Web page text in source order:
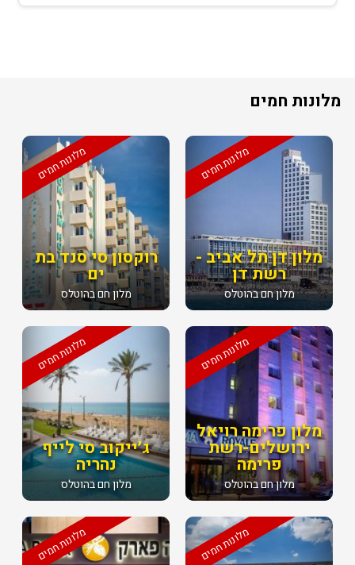
מלונות חמים
מלונות חמים
רוקסון סי סנד בת
ים
מלון חם בהוטלס
מלונות חמים
מלון דן תל אביב -
רשת דן
מלון חם בהוטלס
מלונות חמים
ג׳ייקוב סי לייף
נהריה
מלון חם בהוטלס
מלונות חמים
מלון פרימה רויאל
ירושלים-רשת
פרימה
מלון חם בהוטלס
מלונות חמים מלונות חמים